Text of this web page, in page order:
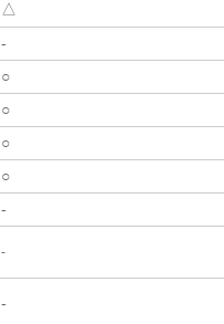
△
-
○
○
○
○
-
-
-